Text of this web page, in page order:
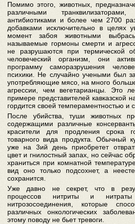
Помимо этого, животных,
различными
антибиотиками и более чем 2700
добавками исключительно в целях
момент забоя животными
называемые гормоны смерти и
не разрушаются при термической
человеческий организм, они
программу саморазрушения
психики. Не случайно учеными был
употребляющие мясо, на много
агрессии, чем вегетарианцы. Это
примере представителей кавказской
гордится своей темпераментностью и
После убийства, туши животных
содержащими различные
красители для продления срока
товарного вида продукта. Обычный
уже на 3ий день приобретет
цвет и гнилостный запах, но сейчас
храниться при комнатной
вид оно только подсохнет, а
сохранится.
Уже давно не секрет, что в
процессов нитриты и
нитрозосоединения, которые
различных онкологических
этому поводу не бьет тревоги.